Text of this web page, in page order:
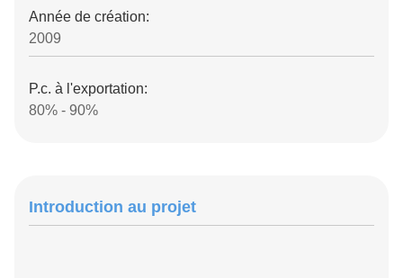
Année de création:
2009
P.c. à l'exportation:
80% - 90%
Introduction au projet